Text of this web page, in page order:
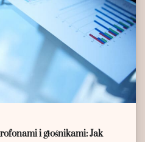
i głośnikami: Jak